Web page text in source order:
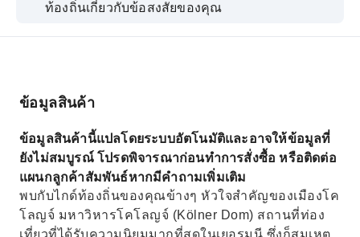
ท้องถิ่นเกี่ยวกับข้อสงสัยของคุณ
สำรวจทั้งสถานที่ยอดนิยมและสถานที่ที่ซ่อนเร้น
ดื่ม และเที่ยวชมสถานที่ต่างๆ เหมือนคนท้องถิ่น
ข้อมูลสินค้า
ข้อมูลสินค้านี้แปลโดยระบบอัตโนมัติและอาจให้ข้อมูลที่
ยังไม่สมบูรณ์ โปรดพิจารณาก่อนทำการสั่งซื้อ หรือติดต่อ
แผนกลูกค้าสัมพันธ์หากมีคำถามเพิ่มเติม
พบกับไกด์ท้องถิ่นของคุณข้างๆ หัวใจสำคัญของเมืองโค
โลญจ์ มหาวิหารโคโลญจ์ (Kölner Dom) สถานที่ท่อง
เที่ยวที่ได้รับความนิยมมากที่สุดในเยอรมนี ซึ่งก็สมเหตุ